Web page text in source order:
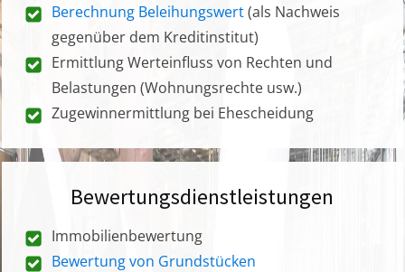
Berechnung Beleihungswert(als Nachweis
gegenüber dem Kreditinstitut)
Ermittlung Werteinfluss von Rechten und
Belastungen (Wohnungsrechte usw.)
Zugewinnermittlung bei Ehescheidung
Bewertungsdienstleistungen
Immobilienbewertung
Bewertung von Grundstücken